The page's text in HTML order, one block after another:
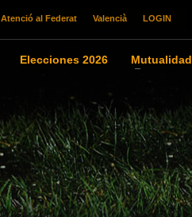
Atenció al Federat Valencià LOGIN
Elecciones 2026
Mutualidad